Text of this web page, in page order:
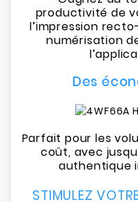
productivité de
l’impression
numérisation
Des
Parfait pour les
coût, avec
authentique
STIMULEZ